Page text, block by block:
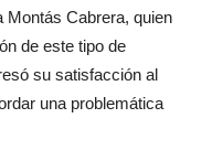
Montás Cabrera, quien
de este tipo de
su satisfacción al
una problemática